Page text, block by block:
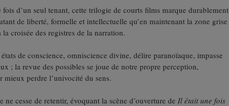
fois d’un seul tenant, cette trilogie de courts films marque durablement
de liberté, formelle et intellectuelle qu’en maintenant la zone grise
croisée des registres de la narration.
de conscience, omniscience divine, délire paranoïaque, impasse
; la revue des possibles se joue de notre propre perception,
mieux perdre l’univocité du sens.
ne cesse de retentir, évoquant la scène d’ouverture de Il était une fois